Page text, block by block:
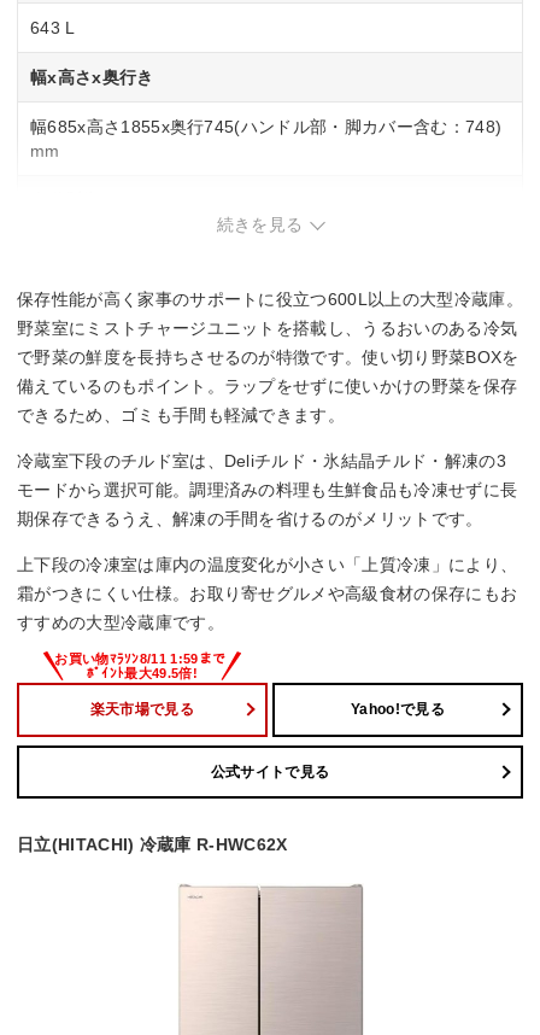
643 L
幅x高さx奥行き
幅685x高さ1855x奥行745(ハンドル部・脚カバー含む：748)
mm
スマホ連携
◯
チルド室
野菜の鮮度保持
続きを見る
保存性能が高く家事のサポートに役立つ600L以上の大型冷蔵庫。
野菜室にミストチャージユニットを搭載し、うるおいのある冷気
で野菜の鮮度を長持ちさせるのが特徴です。使い切り野菜BOXを
備えているのもポイント。ラップをせずに使いかけの野菜を保存
できるため、ゴミも手間も軽減できます。
冷蔵室下段のチルド室は、Deliチルド・氷結晶チルド・解凍の3
モードから選択可能。調理済みの料理も生鮮食品も冷凍せずに長
期保存できるうえ、解凍の手間を省けるのがメリットです。
上下段の冷凍室は庫内の温度変化が小さい「上質冷凍」により、
霜がつきにくい仕様。お取り寄せグルメや高級食材の保存にもお
すすめの大型冷蔵庫です。
楽天市場で見る Yahoo!で見る
公式サイトで見る
日立(HITACHI) 冷蔵庫 R-HWC62X